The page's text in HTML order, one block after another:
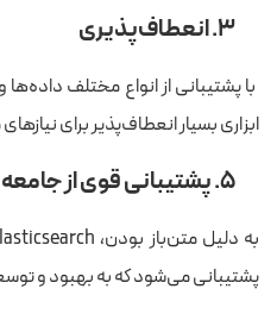
۳. انعطاف‌پذیری
ابزاری بسیار انعطاف‌پذیر برای
۵. پشتیبانی قوی از جامعه توسعه‌دهندگان
پشتیبانی می‌شود که به بهبود و